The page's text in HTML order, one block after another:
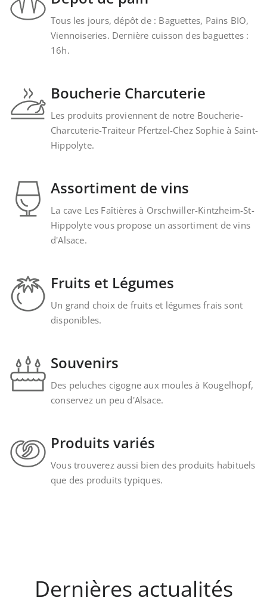
Tous les jours, dépôt de : Baguettes, Pains BIO,
Viennoiseries. Dernière cuisson des baguettes :
16h.
Boucherie Charcuterie
Les produits proviennent de notre Boucherie-
Charcuterie-Traiteur Pfertzel-Chez Sophie à Saint-
Hippolyte.
Assortiment de vins
La cave Les Faîtières à Orschwiller-Kintzheim-St-
Hippolyte vous propose un assortiment de vins
d'Alsace.
Fruits et Légumes
Un grand choix de fruits et légumes frais sont
disponibles.
Souvenirs
Des peluches cigogne aux moules à Kougelhopf,
conservez un peu d'Alsace.
Produits variés
Vous trouverez aussi bien des produits habituels
que des produits typiques.
Dernières actualités